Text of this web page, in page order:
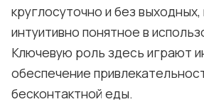
круглосуточно и без
интуитивно понятное в
Ключевую роль здесь играют
обеспечение
бесконтактной еды.